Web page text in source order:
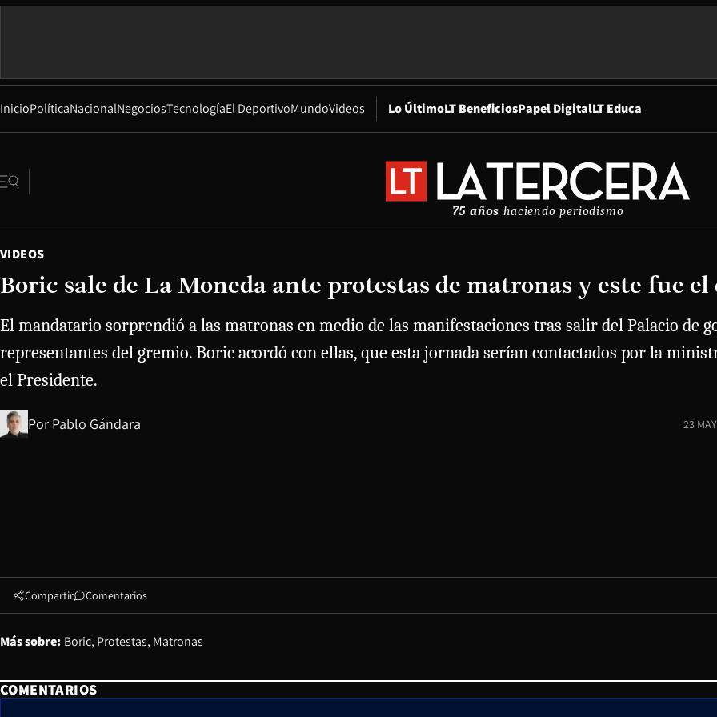
InicioPolíticaNacionalNegociosTecnologíaEl DeportivoMundoVideos Lo ÚltimoLT BeneficiosPapel DigitalOpens in new window
LT Educa
75 años haciendo periodismo
VIDEOS
Boric sale de La Moneda ante protestas de matronas y este fue
El mandatario sorprendió a las matronas en medio de las manifestaciones tras salir del Palacio de
representantes del gremio. Boric acordó con ellas, que esta jornada serían contactados por la
el Presidente.
Por Pablo Gándara 23
Compartir Comentarios
Más sobre: Boric Protestas Matronas
COMENTARIOS